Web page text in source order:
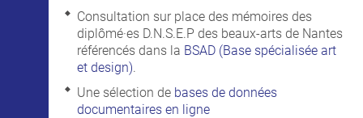
Consultation sur place des mémoires des
diplômé·es D.N.S.E.P des beaux-arts de Nantes
référencés dans la BSAD (Base spécialisée art
et design).
Une sélection de bases de données
documentaires en ligne